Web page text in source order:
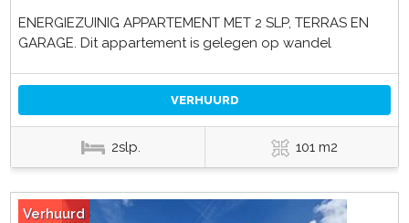
ENERGIEZUINIG APPARTEMENT MET 2 SLP, TERRAS EN
GARAGE. Dit appartement is gelegen op wandel
VERHUURD
2slp. 101 m2
Verhuurd